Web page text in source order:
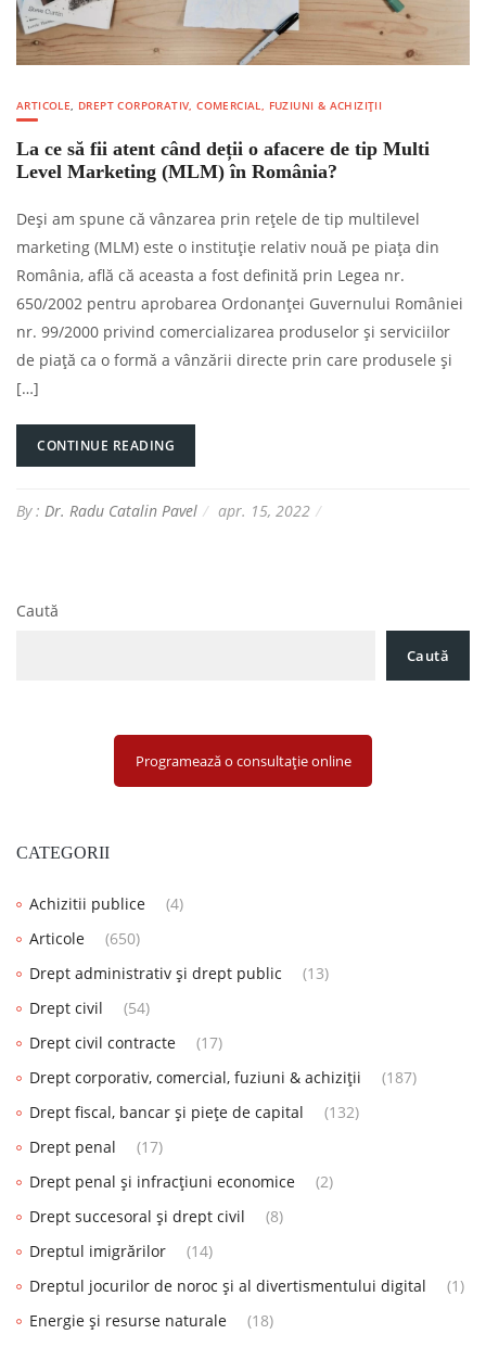
ARTICOLE, DREPT CORPORATIV, COMERCIAL, FUZIUNI & ACHIZIȚII
La ce să fii atent când deții o afacere de tip Multi
Level Marketing (MLM) în România?
Deși am spune că vânzarea prin rețele de tip multilevel
marketing (MLM) este o instituție relativ nouă pe piața din
România, află că aceasta a fost definită prin Legea nr.
650/2002 pentru aprobarea Ordonanţei Guvernului României
nr. 99/2000 privind comercializarea produselor şi serviciilor
de piaţă ca o formă a vânzării directe prin care produsele și
[…]
CONTINUE READING
By : Dr. Radu Catalin Pavel apr. 15, 2022
Caută
Caută
Programează o consultație online
CATEGORII
Achizitii publice
(4)
Articole
(650)
Drept administrativ și drept public
(13)
Drept civil
(54)
Drept civil contracte
(17)
Drept corporativ, comercial, fuziuni & achiziții
(187)
Drept fiscal, bancar și piețe de capital
(132)
Drept penal
(17)
Drept penal și infracțiuni economice
(2)
Drept succesoral și drept civil
(8)
Dreptul imigrărilor
(14)
Dreptul jocurilor de noroc și al divertismentului digital
(1)
Energie și resurse naturale
(18)